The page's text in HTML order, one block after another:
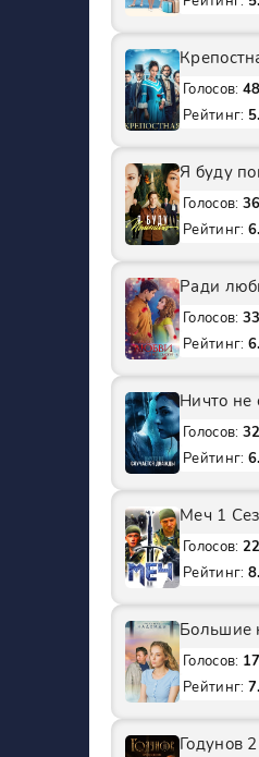
Голосов: 48
Рейтинг:
Я буду
Голосов: 36
Рейтинг:
Голосов: 33
Рейтинг:
Голосов: 32
Рейтинг:
Меч 1
Голосов: 22
Рейтинг:
Большие
Голосов: 17
Рейтинг:
Годунов